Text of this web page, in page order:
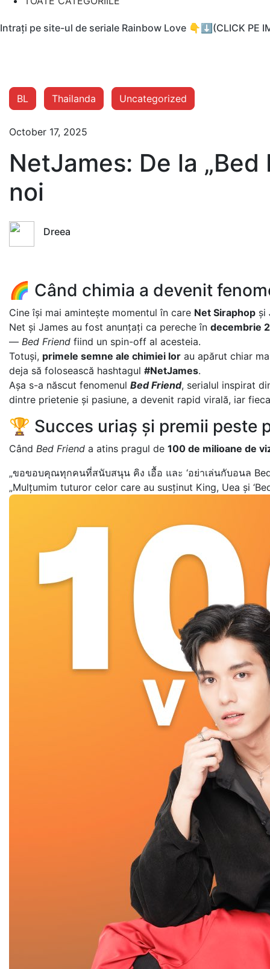
Intrați pe site-ul de seriale Rainbow Love 👇⬇️(CLICK PE
BL Thailanda Uncategorized
October 17, 2025
NetJames: De la
noi
Dreea
🌈 Când chimia a devenit
Cine își mai amintește momentul în care Net Siraphop și
Net și James au fost anunțați ca pereche în decembrie
— Bed Friend fiind un spin-off al acesteia.
Totuși, primele semne ale chimiei lor au apărut chiar
deja să folosească hashtagul #NetJames.
Așa s-a născut fenomenul Bed Friend, serialul inspirat
dintre prietenie și pasiune, a devenit rapid virală, iar
🏆 Succes uriaș și premii peste
Când Bed Friend a atins pragul de 100 de milioane de
„ขอขอบคุณทุกคนที่สนับสนุน คิง เอื้อ และ ‘อย่าเล่นกับอนล
„Mulțumim tuturor celor care au susținut King, Uea și